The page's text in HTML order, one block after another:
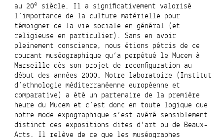
au 20e siècle. Il a significativement valorisé
l’importance de la culture matérielle pour
témoigner de la vie sociale en général (et
religieuse en particulier). Sans en avoir
pleinement conscience, nous étions pétris de ce
courant muséographique qu’a perpétué le Mucem à
Marseille dès son projet de reconfiguration au
début des années 2000.Notre laboratoire (Institut
d’ethnologie méditerranéenne européenne et
comparative) a été un partenaire de la première
heure du Mucem et c’est donc en toute logique que
notremode expographique s’est avéré sensiblement
distinct des expositions dites d’art ou de Beaux-
Arts. Il relève de ce que les muséographes